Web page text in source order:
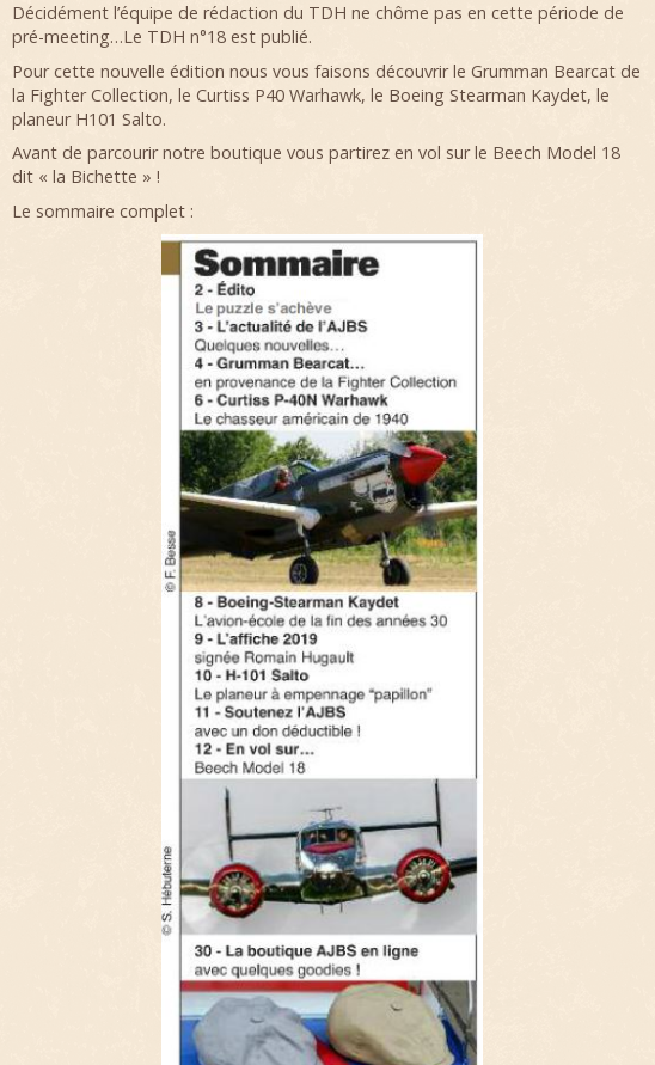
Décidément l’équipe de rédaction du TDH ne chôme pas en cette période de
pré-meeting…Le TDH n°18 est publié.
Pour cette nouvelle édition nous vous faisons découvrir le Grumman Bearcat de
la Fighter Collection, le Curtiss P40 Warhawk, le Boeing Stearman Kaydet, le
planeur H101 Salto.
Avant de parcourir notre boutique vous partirez en vol sur le Beech Model 18
dit « la Bichette » !
Le sommaire complet :